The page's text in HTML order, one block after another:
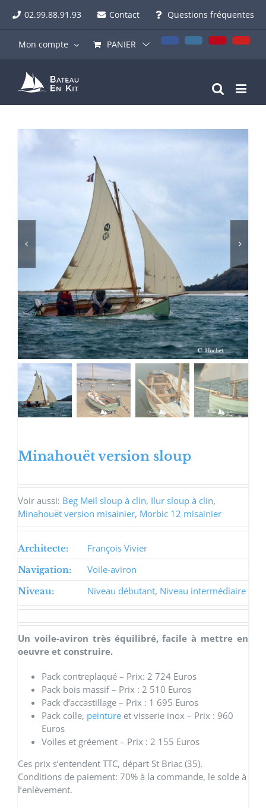
Passer
contenu
02.99.88.91.93 Contact Questions fréquentes
Mon compte PANIER FacebookInstagram
Pinterest
Minahouët version sloup
Voir aussi: Beg Meil sloup à clin, Ilur sloup à clin,
Minahouët version misainier, Morbic 12 misainier
Architecte: François Vivier
Navigation: Voile-aviron
Niveau: Niveau débutant, Niveau intermédiaire
Un voile-aviron très équilibré, facile à mettre en
oeuvre et construire.
Pack contreplaqué – Prix: 2 724 Euros
Pack bois massif – Prix : 2 510 Euros
Pack d’accastillage – Prix : 1 695 Euros
Pack colle, peinture et visserie inox – Prix : 960
Euros
Voiles et gréement – Prix : 2 155 Euros
Ces prix s’entendent TTC, départ St Briac (35).
Conditions de paiement: 70% à la commande, le solde à
l’enlèvement.